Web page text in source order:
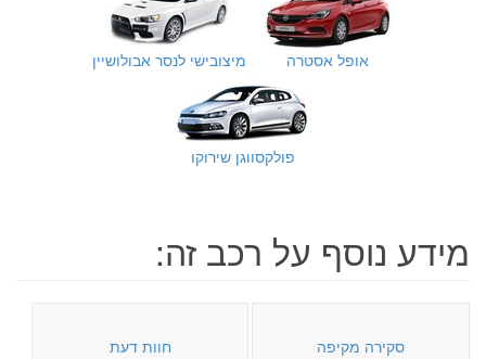
אופל אסטרה מיצובישי לנסר אבולושיין
פולקסווגן שירוקו
מידע נוסף על רכב זה:
סקירה מקיפה חוות דעת